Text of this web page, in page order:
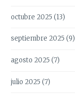
octubre 2025 (13)
septiembre 2025 (9)
agosto 2025 (7)
julio 2025 (7)